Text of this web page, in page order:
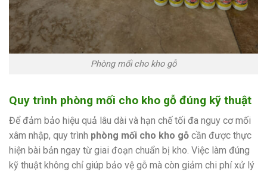
Phòng mối cho kho gỗ
Quy trình phòng mối cho kho gỗ đúng kỹ thuật
Để đảm bảo hiệu quả lâu dài và hạn chế tối đa nguy cơ mối
xâm nhập, quy trình phòng mối cho kho gỗ cần được thực
hiện bài bản ngay từ giai đoạn chuẩn bị kho. Việc làm đúng
kỹ thuật không chỉ giúp bảo vệ gỗ mà còn giảm chi phí xử lý